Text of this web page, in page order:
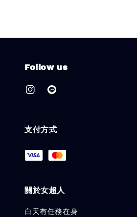
Follow us
支付方式
關於女超人
白天有任務在身